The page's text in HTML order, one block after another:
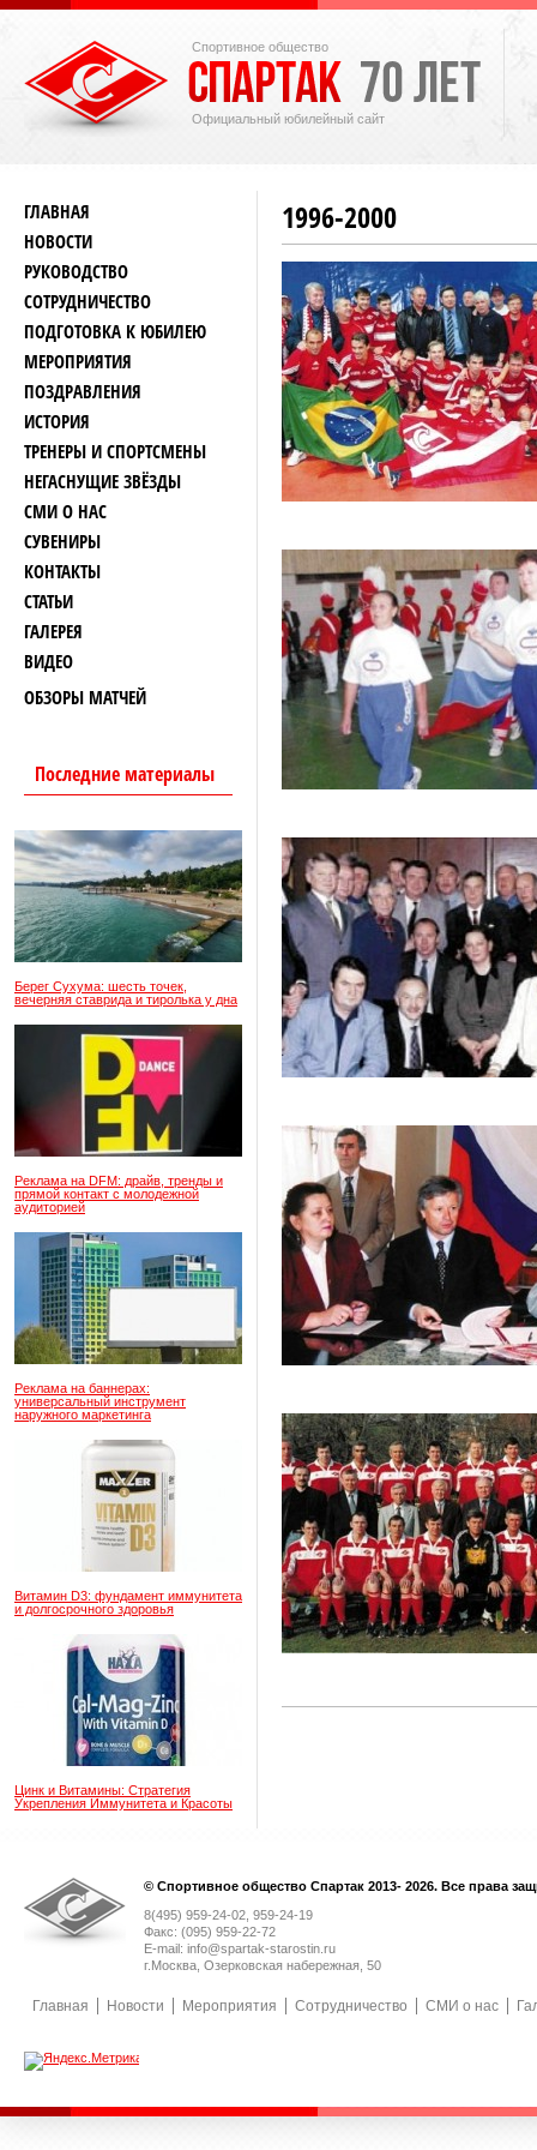
Спортивное общество
Официальный юбилейный сайт
ГЛАВНАЯ
НОВОСТИ
РУКОВОДСТВО
СОТРУДНИЧЕСТВО
ПОДГОТОВКА К ЮБИЛЕЮ
МЕРОПРИЯТИЯ
ПОЗДРАВЛЕНИЯ
ИСТОРИЯ
ТРЕНЕРЫ И СПОРТСМЕНЫ
НЕГАСНУЩИЕ ЗВЁЗДЫ
СМИ О НАС
СУВЕНИРЫ
КОНТАКТЫ
СТАТЬИ
ГАЛЕРЕЯ
ВИДЕО
ОБЗОРЫ МАТЧЕЙ
Последние материалы
Берег Сухума: шесть точек,
вечерняя ставрида и тиролька у дна
Реклама на DFM: драйв, тренды и
прямой контакт с молодежной
аудиторией
Реклама на баннерах:
универсальный инструмент
наружного маркетинга
Витамин D3: фундамент иммунитета
и долгосрочного здоровья
Цинк и Витамины: Стратегия
Укрепления Иммунитета и Красоты
1996-2000
© Спортивное общество Спартак 2013- 2026. Все права
8(495) 959-24-02, 959-24-19
Факс: (095) 959-22-72
E-mail: info@spartak-starostin.ru
г.Москва, Озерковская набережная, 50
Главная Новости Мероприятия Сотрудничество СМИ о нас